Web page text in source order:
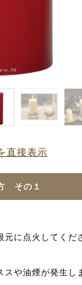
直接表示
その１
元に点火してく
スや油煙が発生